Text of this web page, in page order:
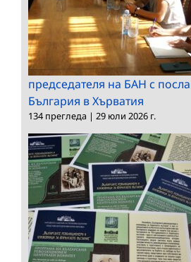
председателя на БАН с
България в Хърватия
134 прегледа | 29 юли 2026 г.